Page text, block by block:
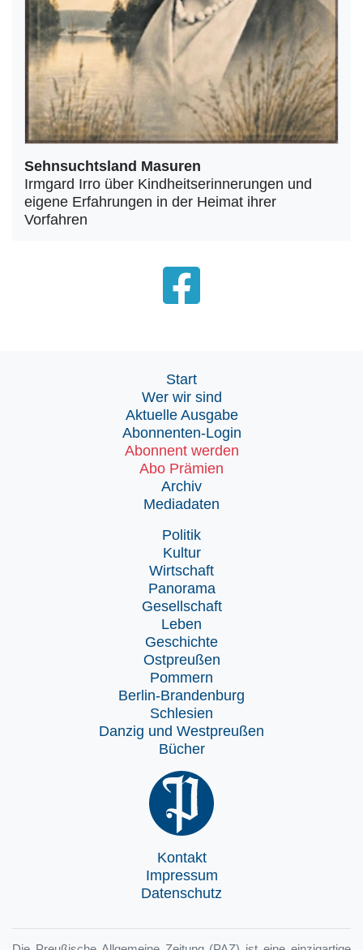
Sehnsuchtsland Masuren
Irmgard Irro über Kindheitserinnerungen und
eigene Erfahrungen in der Heimat ihrer
Vorfahren
Start
Wer wir sind
Aktuelle Ausgabe
Abonnenten-Login
Abonnent werden
Abo Prämien
Archiv
Mediadaten
Politik
Kultur
Wirtschaft
Panorama
Gesellschaft
Leben
Geschichte
Ostpreußen
Pommern
Berlin-Brandenburg
Schlesien
Danzig und Westpreußen
Bücher
Kontakt
Impressum
Datenschutz